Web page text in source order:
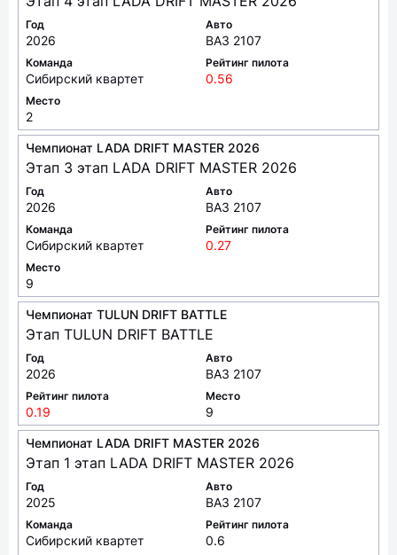
Год
2026
Авто
ВАЗ 2107
Команда
Сибирский квартет
Рейтинг пилота
0.56
Место
2
Чемпионат LADA DRIFT MASTER 2026
Этап 3 этап LADA DRIFT MASTER 2026
Год
2026
Авто
ВАЗ 2107
Команда
Сибирский квартет
Рейтинг пилота
0.27
Место
9
Чемпионат TULUN DRIFT BATTLE
Этап TULUN DRIFT BATTLE
Год
2026
Авто
ВАЗ 2107
Рейтинг пилота
0.19
Место
9
Чемпионат LADA DRIFT MASTER 2026
Этап 1 этап LADA DRIFT MASTER 2026
Год
2025
Авто
ВАЗ 2107
Команда
Сибирский квартет
Рейтинг пилота
0.6